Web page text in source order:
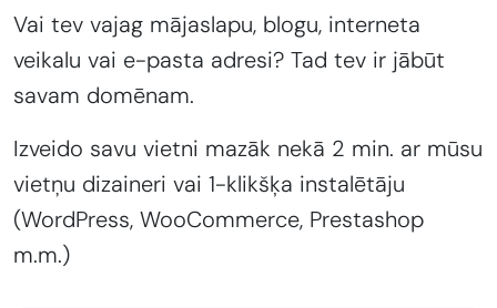
Vai tev vajag mājaslapu, blogu, interneta
veikalu vai e-pasta adresi? Tad tev ir jābūt
savam domēnam.
Izveido savu vietni mazāk nekā 2 min. ar mūsu
vietņu dizaineri vai 1-klikšķa instalētāju
(WordPress, WooCommerce, Prestashop
m.m.)